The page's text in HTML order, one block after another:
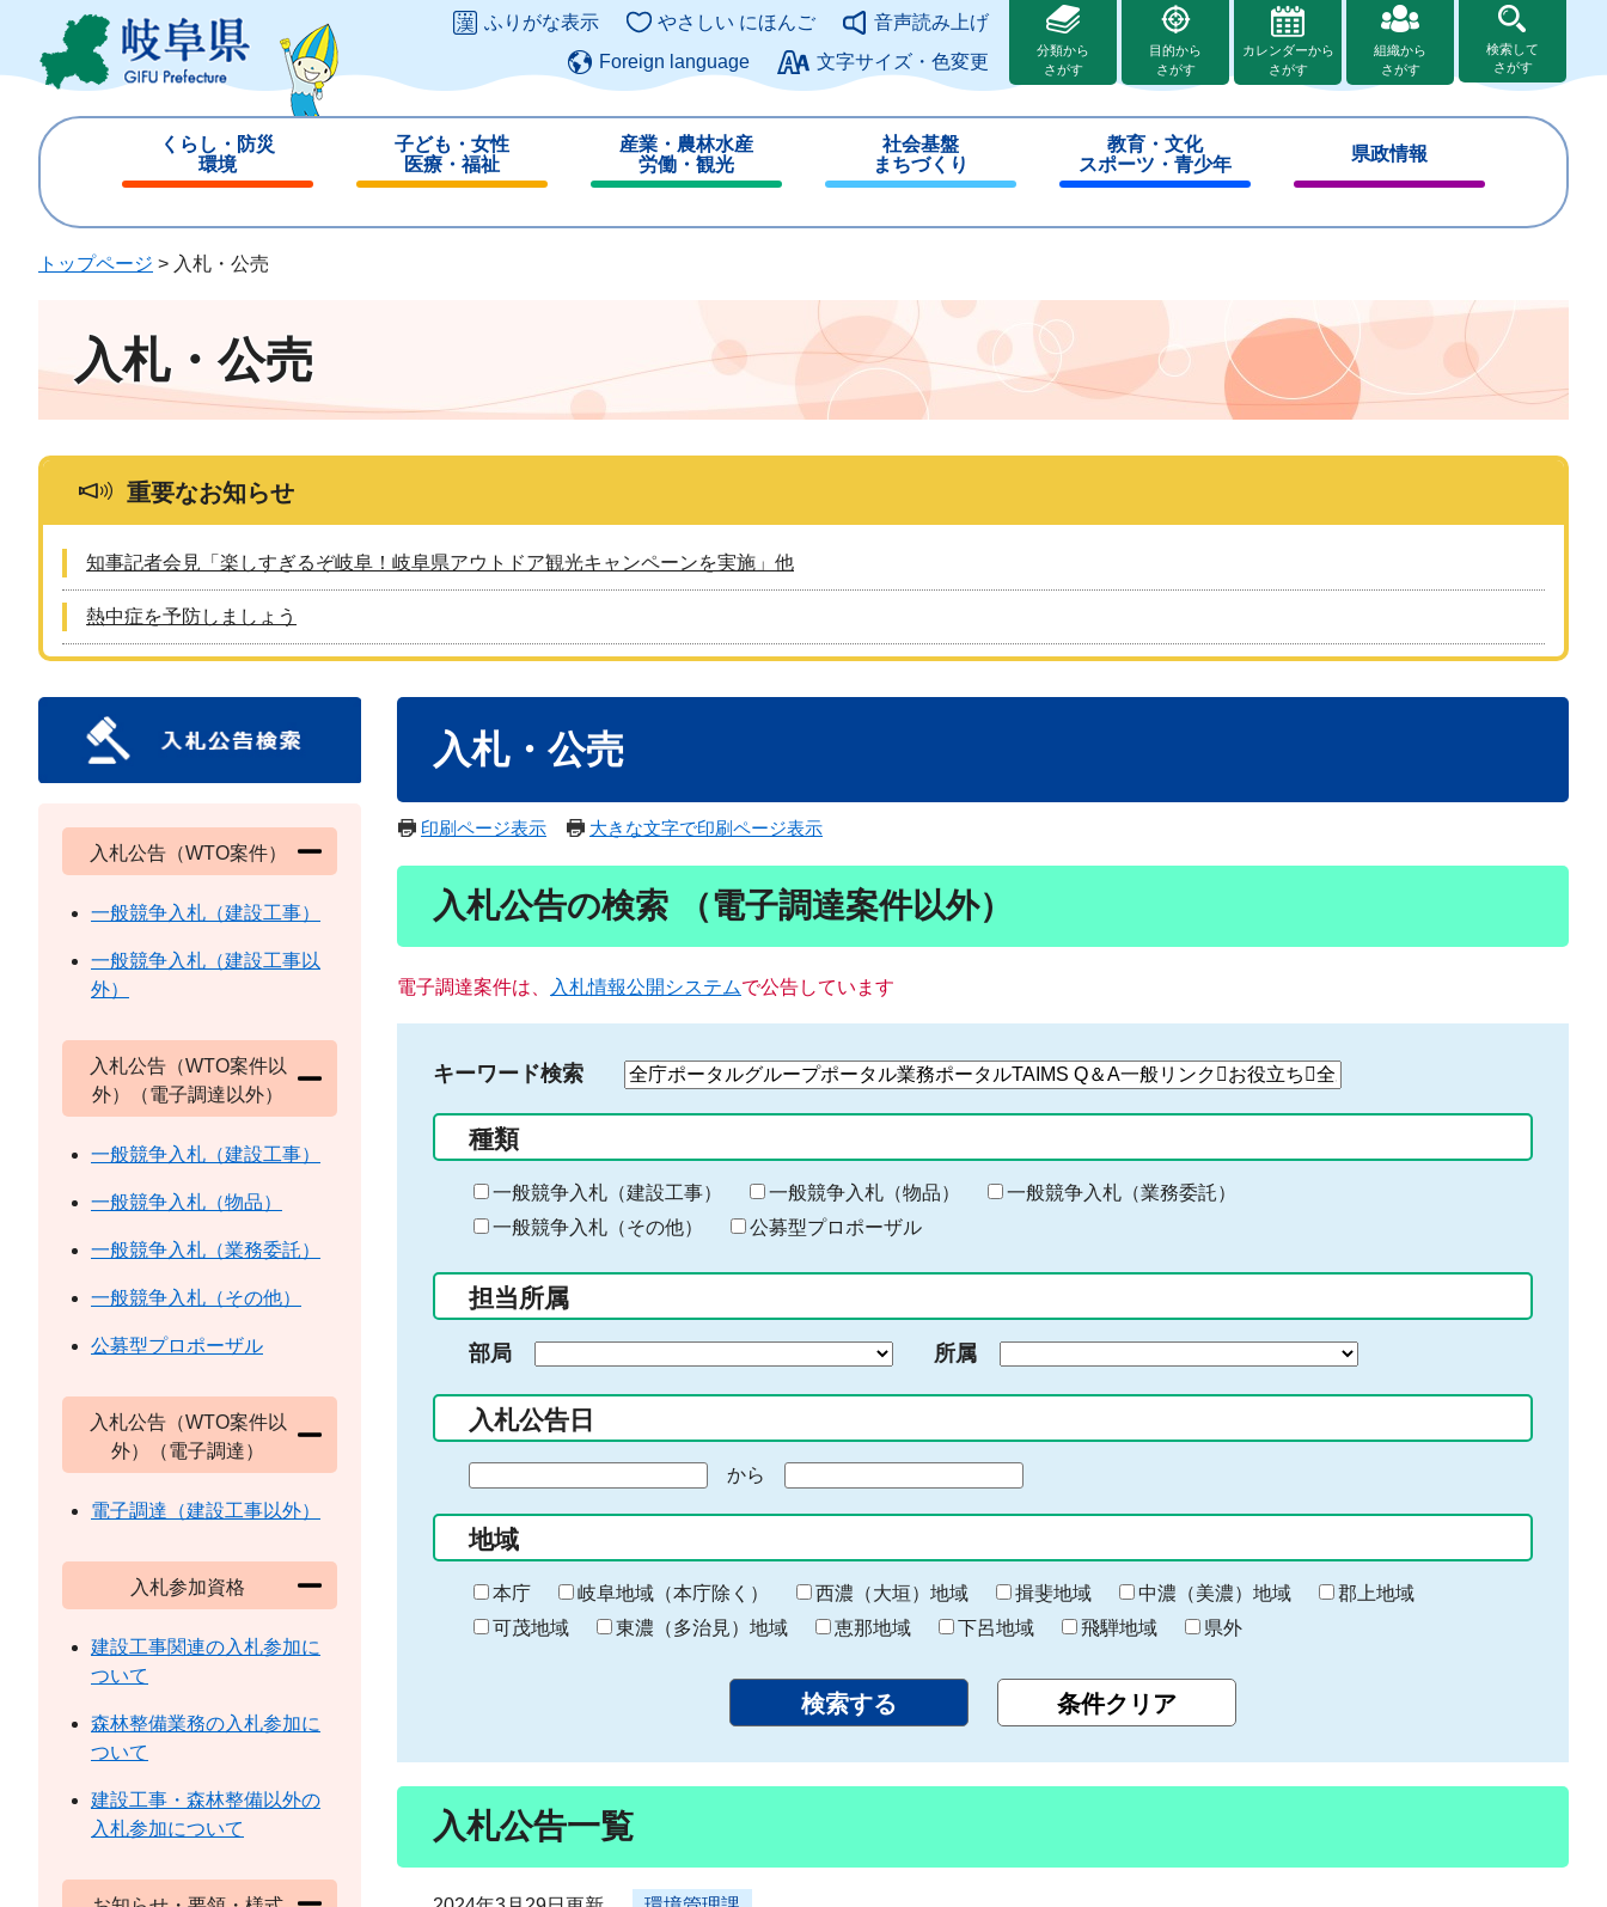
ジ
ュ
このページの本文へ
ふりがな表示 やさしい にほんご
音声読み上げ
Foreign language
文字サイズ・色変更
分類から
さがす
目的から
さがす
カレンダーから
さがす
組織から
さがす
検索して
さがす
くらし・防災
環境
じ
子ども・女性
医療・福祉
じ
産業・農林水産
労働・観光
じ
社会基盤
まちづくり
じ
教育・文化
スポーツ・青少年
じ
県政情報
じ
トップページ > 入札・公売
入札・公売
重要なお知らせ
知事記者会見「楽しすぎるぞ岐阜！岐阜県アウトドア観光キャンペーンを実施」他
熱中症を予防しましょう
入札・公売
印刷ページ表示 大きな文字で印刷ページ表示
入札公告の検索 （電子調達案件以外）
電子調達案件は、 入札情報公開システムで公告しています
キーワード検索
検
る
キ
ー
ー
入
力
種類
一般競争入札（建設工事） 一般競争入札（物品）
一般競争入札（業務委託）
一般競争入札（その他）
公募型プロポーザル
担当所属
部局 所属
入札公告日
の
始
ま
り
から
終
わ
り
地域
本庁 岐阜地域（本庁除く） 西濃（大垣）地域 揖斐地域 中濃（美濃）地域
郡上地域
可茂地域
東濃（多治見）地域 恵那地域 下呂地域 飛騨地域 県外
入札公告一覧
入札公告（WTO案件）
一般競争入札（建設工事）
一般競争入札（建設工事以
外）
入札公告（WTO案件以
外）（電子調達以外）
一般競争入札（建設工事）
一般競争入札（物品）
一般競争入札（業務委託）
一般競争入札（その他）
公募型プロポーザル
入札公告（WTO案件以
外）（電子調達）
電子調達（建設工事以外）
入札参加資格
建設工事関連の入札参加に
ついて
森林整備業務の入札参加に
ついて
建設工事・森林整備以外の
入札参加について